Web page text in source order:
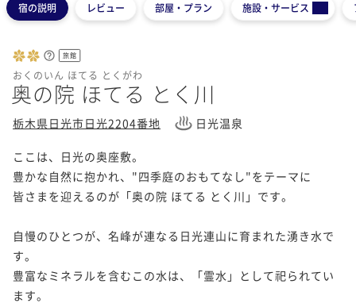
宿の説明 レビュー 部屋・プラン 施設・サービス
旅館
おくのいん ほてる とくがわ
奥の院 ほてる とく川
栃木県日光市日光2204番地 日光温泉
ここは、日光の奥座敷。
豊かな自然に抱かれ、"四季庭のおもてなし"をテーマに
皆さまを迎えるのが「奥の院 ほてる とく川」です。
自慢のひとつが、名峰が連なる日光連山に育まれた湧き水で
す。
豊富なミネラルを含むこの水は、「霊水」として祀られてい
ます。